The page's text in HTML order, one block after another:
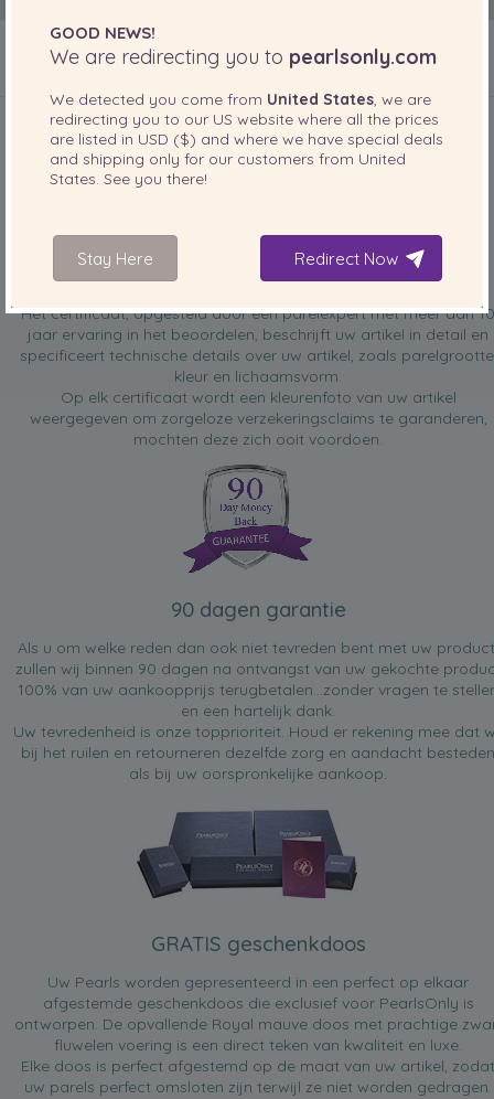
INBEGREPEN BIJ UW PRODUCT
GRATIS taxatiecertificaat
Het certificaat, opgesteld door een parelexpert met meer dan 10
jaar ervaring in het beoordelen, beschrijft uw artikel in detail en
specificeert technische details over uw artikel, zoals
kleur en lichaamsvorm.
Op elk certificaat wordt een kleurenfoto van uw artikel
weergegeven om zorgeloze verzekeringsclaims te garanderen,
mochten deze zich ooit voordoen.
90 dagen garantie
Als u om welke reden dan ook niet tevreden bent met uw
zullen wij binnen 90 dagen na ontvangst van uw gekochte
100% van uw aankoopprijs terugbetalen...zonder vragen te
en een hartelijk dank.
Uw tevredenheid is onze topprioriteit. Houd er rekening mee dat
bij het ruilen en retourneren dezelfde zorg en aandacht besteden
als bij uw oorspronkelijke aankoop.
GRATIS geschenkdoos
Uw Pearls worden gepresenteerd in een perfect op elkaar
afgestemde geschenkdoos die exclusief voor PearlsOnly is
ontworpen. De opvallende Royal mauve doos met prachtige
fluwelen voering is een direct teken van kwaliteit en luxe.
Elke doos is perfect afgestemd op de maat van uw artikel, zodat
uw parels perfect omsloten zijn terwijl ze niet worden gedragen.
GOOD NEWS!
We are redirecting you to pearlsonly.com
We detected you come from United States , we are
redirecting you to our US website where all the prices
are listed in USD ($) and where we have special deals
and shipping only for our customers from United
States . See you there!
Stay Here Redirect Now